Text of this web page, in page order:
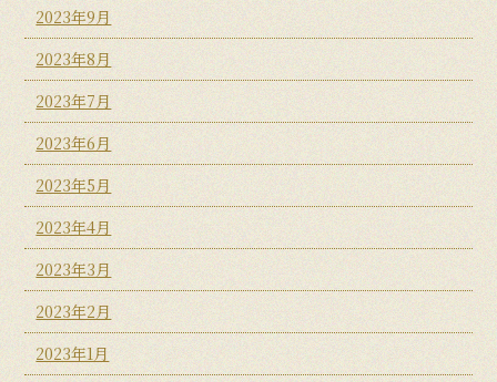
2023年9月
2023年8月
2023年7月
2023年6月
2023年5月
2023年4月
2023年3月
2023年2月
2023年1月